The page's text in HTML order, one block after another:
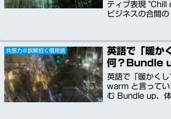
ティブ表現 "Chill
ビジネスの合間
英・印の多国籍
で、多忙なガイド
力」を磨きます。
共感力＠誤解招く慣用語
英語で「暖か
何？Bundle
英語で「暖かく
warm と言ってい
む Bundle up、